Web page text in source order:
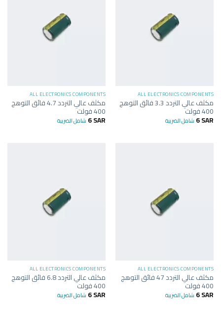
ALL ELECTRONICS COMPONENTS
مكثف عالي التردد 3.3 فائق التوهج
400 فولت
6SAR شامل الضريبة
ALL ELECTRONICS COMPONENTS
مكثف عالي التردد 4.7 فائق التوهج
400 فولت
6SAR شامل الضريبة
ALL ELECTRONICS COMPONENTS
مكثف عالي التردد 47 فائق التوهج
400 فولت
6SAR شامل الضريبة
ALL ELECTRONICS COMPONENTS
مكثف عالي التردد 6.8 فائق التوهج
400 فولت
6SAR شامل الضريبة